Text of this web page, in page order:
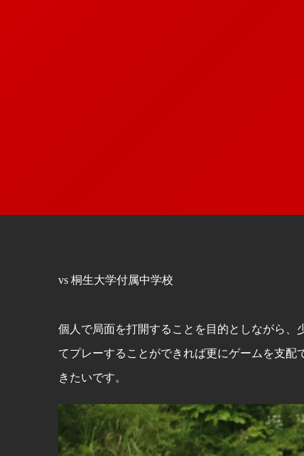
vs 桐生大学付属中学校
個人で局面を打開することを目的としながら
てプレーすることができれば更にゲームを支
きたいです。